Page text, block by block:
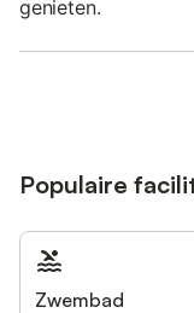
genieten.
Populaire
Zwembad